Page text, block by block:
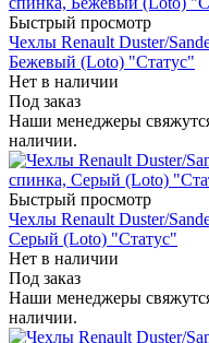
Быстрый просмотр
Чехлы Renault Duster/
Бежевый (Loto) "Статус"
Нет в наличии
Под заказ
Наши менеджеры
наличии.
Быстрый просмотр
Чехлы Renault Duster/
Серый (Loto) "Статус"
Нет в наличии
Под заказ
Наши менеджеры
наличии.